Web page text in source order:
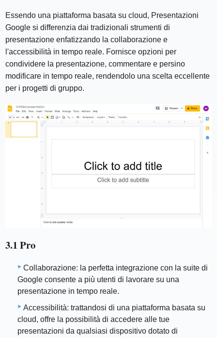
Essendo una piattaforma basata su cloud, Presentazioni
Google si differenzia dai tradizionali strumenti di
presentazione enfatizzando la collaborazione e
l'accessibilità in tempo reale. Fornisce opzioni per
condividere la presentazione, commentare e persino
modificare in tempo reale, rendendolo una scelta eccellente
per i progetti di gruppo.
3.1 Pro
Collaborazione: la perfetta integrazione con la suite di
Google consente a più utenti di lavorare su una
presentazione in tempo reale.
Accessibilità: trattandosi di una piattaforma basata su
cloud, offre la possibilità di accedere alle tue
presentazioni da qualsiasi dispositivo dotato di